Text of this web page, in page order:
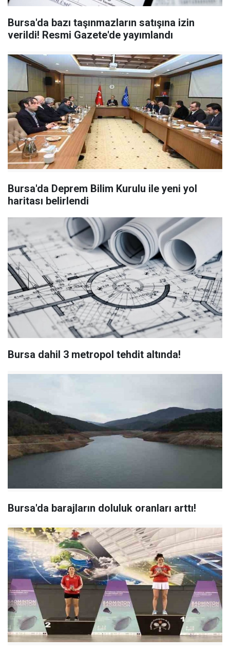
Bursa'da bazı taşınmazların satışına izin
verildi! Resmi Gazete'de yayımlandı
Bursa'da Deprem Bilim Kurulu ile yeni yol
haritası belirlendi
Bursa dahil 3 metropol tehdit altında!
Bursa'da barajların doluluk oranları arttı!